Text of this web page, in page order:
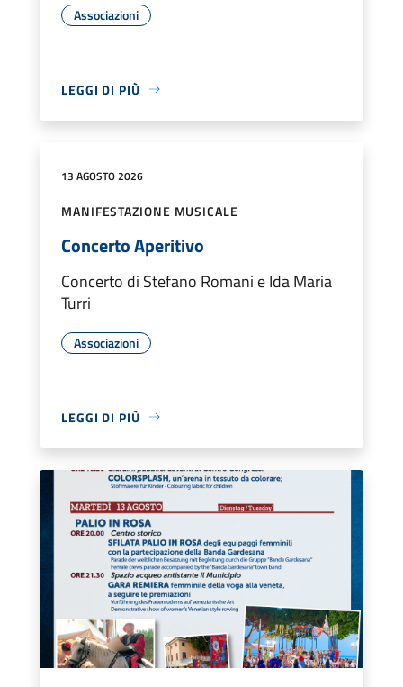
Associazioni
LEGGI DI PIÙ
13 AGOSTO 2026
MANIFESTAZIONE MUSICALE
Concerto Aperitivo
Concerto di Stefano Romani e Ida Maria
Turri
Associazioni
LEGGI DI PIÙ